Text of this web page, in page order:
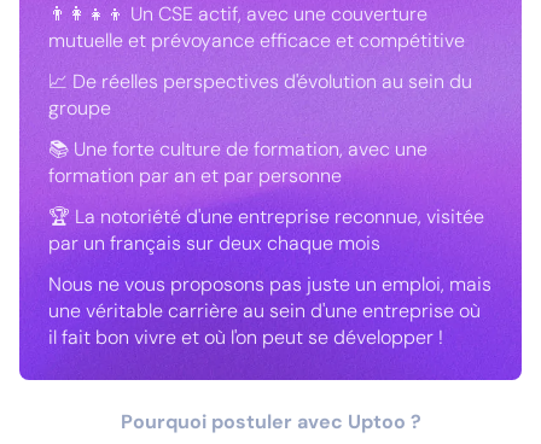
👨‍👩‍👧‍👦 Un CSE actif, avec une couverture
mutuelle et prévoyance efficace et compétitive
📈 De réelles perspectives d'évolution au sein du
groupe
📚 Une forte culture de formation, avec une
formation par an et par personne
🏆 La notoriété d'une entreprise reconnue, visitée
par un français sur deux chaque mois
Nous ne vous proposons pas juste un emploi, mais
une véritable carrière au sein d'une entreprise où
il fait bon vivre et où l'on peut se développer !
Pourquoi postuler avec Uptoo ?